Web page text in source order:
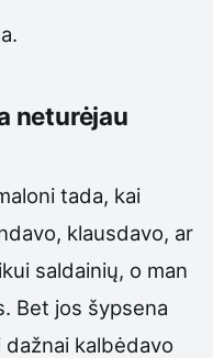
neturėjau
tada, kai
klausdavo, ar
saldainių, o man
Bet jos šypsena
kalbėdavo